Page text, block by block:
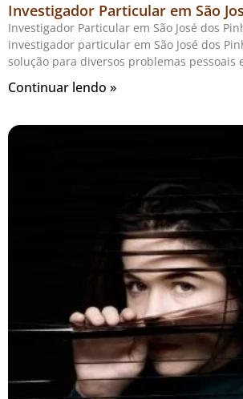
Investigador Particular em São
Investigador Particular em São José dos
investigador particular em São José dos
solução para diversos problemas pessoais
Continuar lendo »